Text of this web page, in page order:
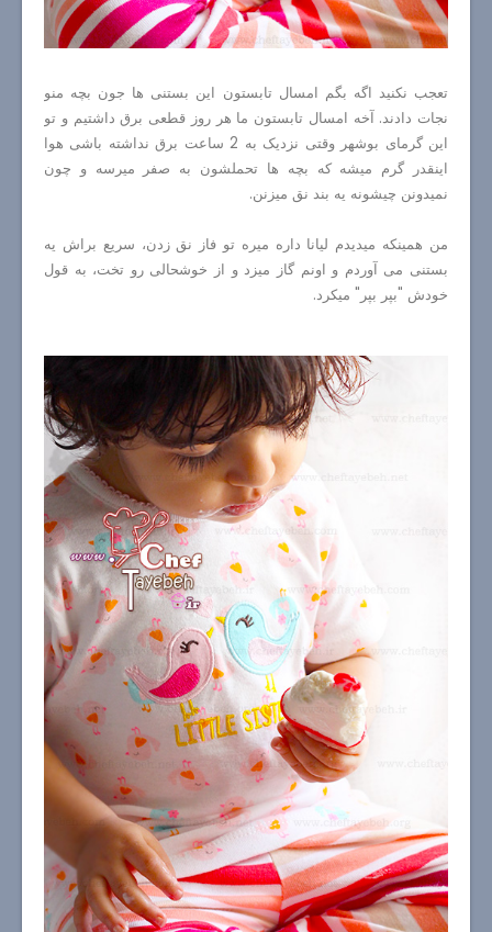
تعجب نکنید اگه بگم امسال تابستون این بستنی ها جون بچه منو
نجات دادند. آخه امسال تابستون ما هر روز قطعی برق داشتیم و تو
این گرمای بوشهر وقتی نزدیک به 2 ساعت برق نداشته باشی هوا
اینقدر گرم میشه که بچه ها تحملشون به صفر میرسه و چون
نمیدونن چیشونه یه بند نق میزنن.
من همینکه میدیدم لیانا داره میره تو فاز نق زدن، سریع براش یه
بستنی می آوردم و اونم گاز میزد و از خوشحالی رو تخت، به قول
خودش "بپر بپر" میکرد.